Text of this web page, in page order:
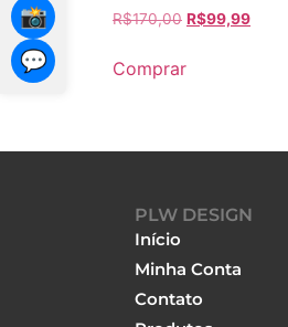
R$170,00 R$99,99
Comprar
PLW DESIGN
Início
Minha Conta
Contato
📸
💬